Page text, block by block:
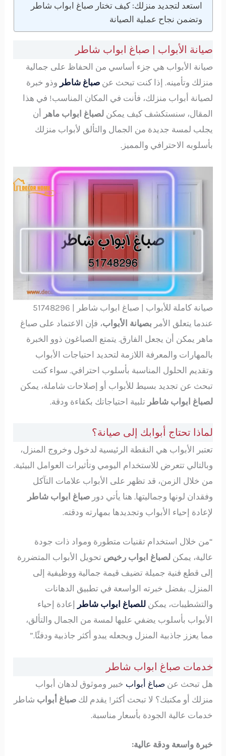
استعد لتجديد منزلك: كيف تختار صباغ ابواب شاطر
وتضمن نجاح عملية الصيانة
صيانة الأبواب | صباغ ابواب شاطر
صيانة الأبواب هي جزء أساسي من الحفاظ على جمالية
منزلك وتأمينه. إذا كنت تبحث عنصباغ شاطر وذو خبرة
لصيانة أبواب منزلك، فأنت في المكان المناسب! في هذا
المقال، سنستكشف كيف يمكن لصباغ ابواب ماهر
أن
يجلب لمسة جديدة من الجمال والتألق لأبواب منزلك
بأسلوبه الاحترافي والمميز.
صيانة كاملة للأبواب | صباغ ابواب شاطر | 51748296
عندما يتعلق الأمر بصيانة الأبواب، فإن الاعتماد على صباغ
ماهر يمكن أن يجعل الفارق. يتمتع الصباغون ذوو الخبرة
بالمهارات والمعرفة اللازمة لتحديد احتياجات الأبواب
وتقديم الحلول المناسبة بأسلوب احترافي. سواء كنت
تبحث عن تجديد بسيط للأبواب أو إصلاحات شاملة، يمكن
لصباغ ابواب شاطر تلبية احتياجاتك بكفاءة ودقة.
لماذا تحتاج أبوابك إلى صيانة؟
تعتبر الأبواب هي النقطة الرئيسية لدخول وخروج المنزل،
وبالتالي تتعرض للاستخدام اليومي وتأثيرات العوامل البيئية.
من خلال الزمن، قد تظهر على الأبواب علامات التآكل
وفقدان لونها وجماليتها. هنا يأتي دورصباغ ابواب شاطر
لإعادة إحياء الأبواب وتجديدها بمهارته ودقته.
“من خلال استخدام تقنيات متطورة ومواد ذات جودة
عالية، يمكنلصباغ ابواب رخيص تحويل الأبواب المتضررة
إلى قطع فنية جميلة تضيف قيمة جمالية ووظيفية إلى
المنزل. بفضل خبرته الواسعة في تطبيق الدهانات
والتشطيبات، يمكن للصباغ ابواب شاطر
إعادة إحياء
الأبواب بأسلوب يضفي عليها لمسة من الجمال والتألق،
مما يعزز جاذبية المنزل ويجعله يبدو أكثر جاذبية ودفئًا.”
خدمات صباغ ابواب شاطر
هل تبحث عنصباغ أبواب خبير وموثوق لدهان أبواب
منزلك أو مكتبك؟ لا تبحث أكثر! يقدم لكصباغ أبواب شاطر
خدمات عالية الجودة بأسعار مناسبة.
خبرة واسعة ودقة عالية: